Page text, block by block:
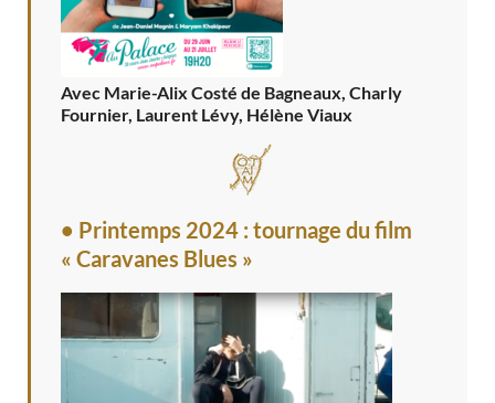
Avec Marie-Alix Costé de Bagneaux, Charly
Fournier, Laurent Lévy, Hélène Viaux
• Printemps 2024 : tournage du film
« Caravanes Blues »